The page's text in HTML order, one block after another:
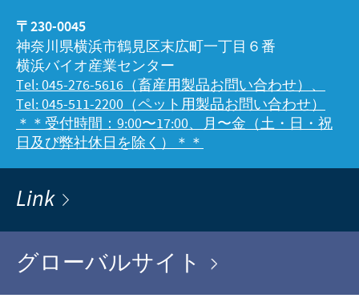
〒230-0045
神奈川県横浜市鶴見区末広町一丁目６番
横浜バイオ産業センター
Tel: 045-276-5616（畜産用製品お問い合わせ）、
Tel: 045-511-2200（ペット用製品お問い合わせ）
＊＊受付時間：9:00〜17:00、月〜金（土・日・祝
日及び弊社休日を除く）＊＊
Link
グローバルサイト